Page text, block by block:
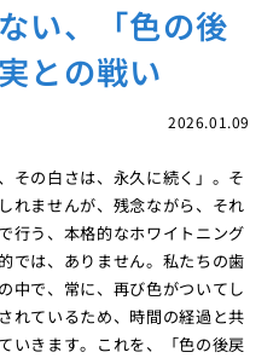
い、「色の後
との戦い
2026.01.09
その白さは、永久に続く」。そ
れませんが、残念ながら、それ
行う、本格的なホワイトニング
では、ありません。私たちの歯
中で、常に、再び色がついてし
れているため、時間の経過と共
いきます。これを、「色の後戻